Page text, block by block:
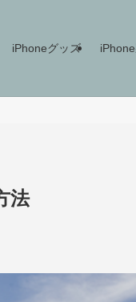
iPhoneグッズ
法